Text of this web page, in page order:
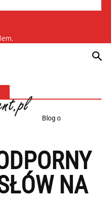
Blog o
NA